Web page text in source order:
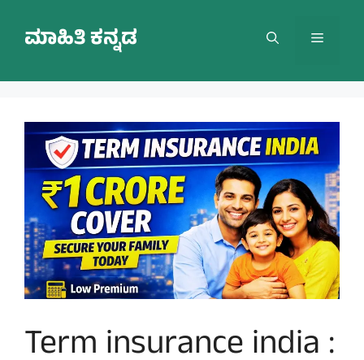
contentಮಾಹಿತಿ ಕನ್ನಡ Menu
Term insurance india :